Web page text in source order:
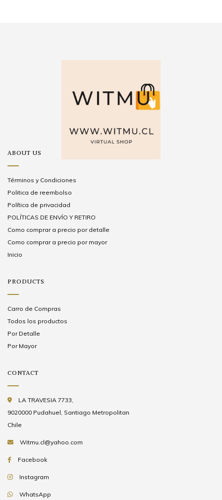
ABOUT US
Términos y Condiciones
Politica de reembolso
Política de privacidad
POLÍTICAS DE ENVÍO Y RETIRO
Como comprar a precio por detalle
Como comprar a precio por mayor
Inicio
PRODUCTS
Carro de Compras
Todos los productos
Por Detalle
Por Mayor
CONTACT
LA TRAVESIA 7733,
9020000 Pudahuel, Santiago Metropolitan
Chile
Witmu.cl@yahoo.com
Facebook
Instagram
WhatsApp